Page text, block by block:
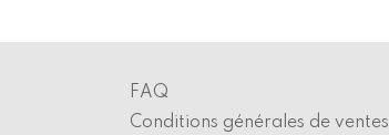
FAQ
Conditions générales de ventes